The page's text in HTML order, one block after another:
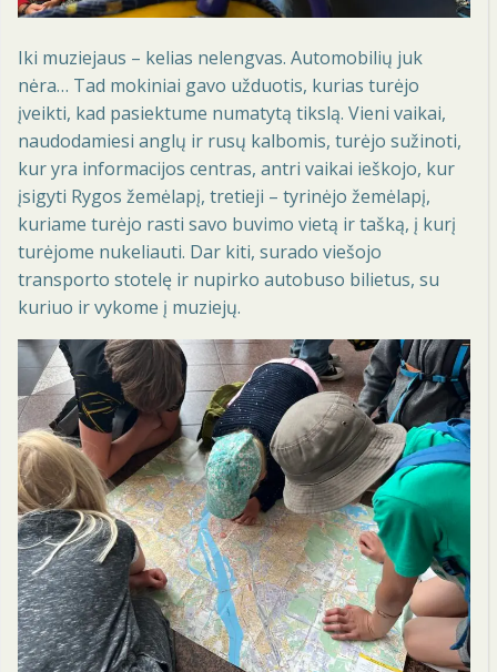
Iki muziejaus – kelias nelengvas. Automobilių juk
nėra… Tad mokiniai gavo užduotis, kurias turėjo
įveikti, kad pasiektume numatytą tikslą. Vieni vaikai,
naudodamiesi anglų ir rusų kalbomis, turėjo sužinoti,
kur yra informacijos centras, antri vaikai ieškojo, kur
įsigyti Rygos žemėlapį, tretieji – tyrinėjo žemėlapį,
kuriame turėjo rasti savo buvimo vietą ir tašką, į kurį
turėjome nukeliauti. Dar kiti, surado viešojo
transporto stotelę ir nupirko autobuso bilietus, su
kuriuo ir vykome į muziejų.